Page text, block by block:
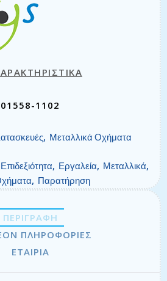
1102
, Μεταλλικά Οχήματα
Επιδεξιότητα, Εργαλεία, Μεταλλικά,
, Παρατήρηση
ΠΕΡΙΓΡΑΦΉ
ΠΛΗΡΟΦΟΡΊΕΣ
ΕΤΑΙΡΊΑ